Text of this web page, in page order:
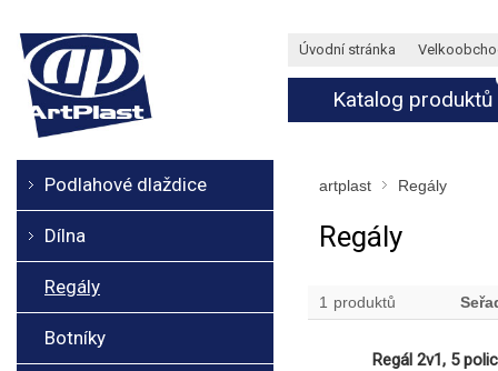
Úvodní stránka
Katalog produktů
artplast Regály
Regály
produktů
1
Regál 2v1, 5
Podlahové dlaždice
Dílna
Regály
Botníky